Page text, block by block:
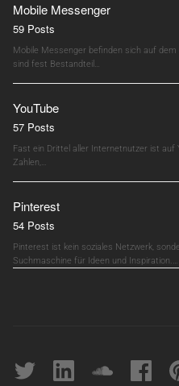
Mobile Messenger
59 Posts
Mobile Messenger befinden sich auf dem
sind fest Bestandteil…
YouTube
57 Posts
Fast ein Drittel aller Internetnutzer ist auf
Zahlen,…
Pinterest
54 Posts
Pinterest ist kein soziales Netzwerk,
Suchmaschine für Ideen und Inspiration.…
Twitter linkedin soundcloudFacebook